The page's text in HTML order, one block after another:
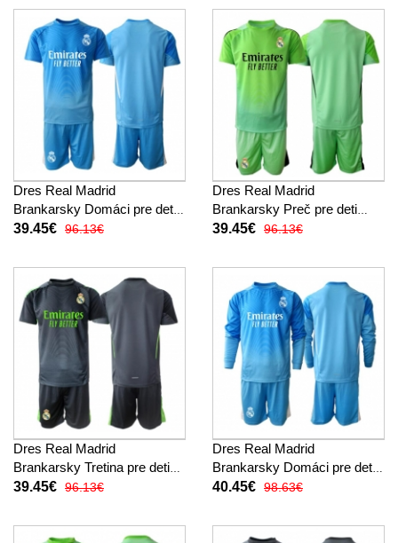
Dres Real Madrid
Brankarsky Domáci pre deti
2025-26 Krátky Rukáv (+
39.45€ 96.13€
Dres Real Madrid
Brankarsky Preč pre deti
2025-26 Krátky Rukáv (+
39.45€ 96.13€
Dres Real Madrid
Brankarsky Tretina pre deti
2025-26 Krátky Rukáv (+
39.45€ 96.13€
Dres Real Madrid
Brankarsky Domáci pre deti
2025-26 Dlhy Rukáv (+
40.45€ 98.63€